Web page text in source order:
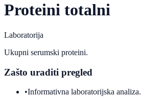
Proteini totalni
Laboratorija
Ukupni serumski proteini.
Zašto uraditi pregled
•Informativna laboratorijska analiza.